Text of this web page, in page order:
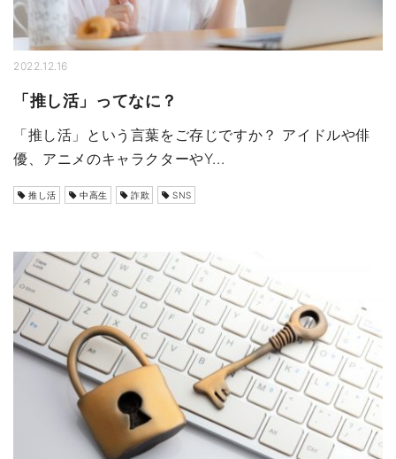
2022.12.16
「推し活」ってなに？
「推し活」という言葉をご存じですか？ アイドルや俳
優、アニメのキャラクターやY...
推し活 中高生 詐欺 SNS